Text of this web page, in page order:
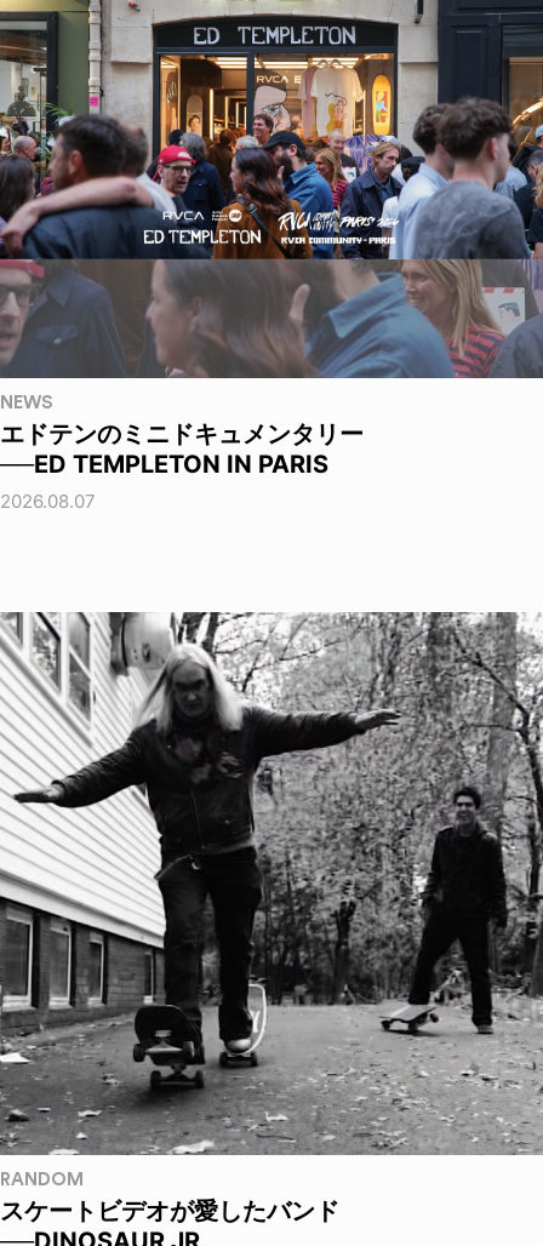
NEWS
エドテンのミニドキュメンタリー
──ED TEMPLETON IN PARIS
2026.08.07
RANDOM
スケートビデオが愛したバンド